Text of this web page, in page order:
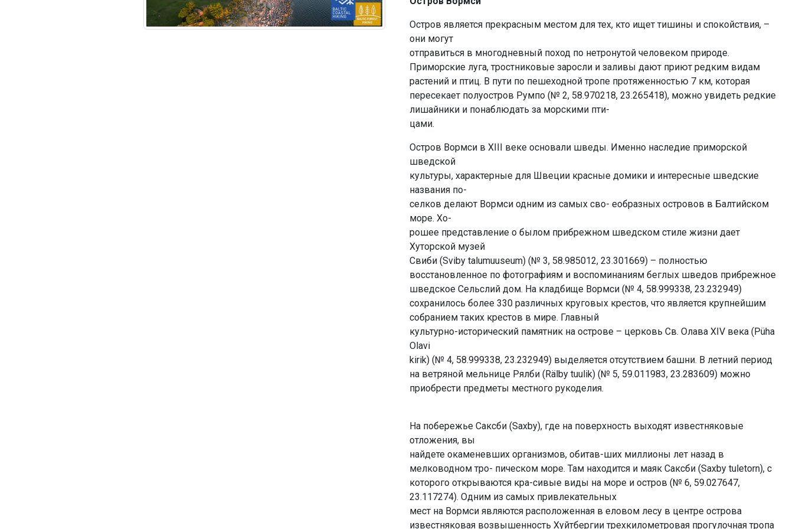
Остров является прекрасным местом для тех, кто ищет тишины и спокойствия, –
они могут
отправиться в многодневный поход по нетронутой человеком природе.
Приморские луга, тростниковые заросли и заливы дают приют редким видам
растений и птиц. В пути по пешеходной тропе протяженностью 7 км, которая
пересекает полуостров Румпо (№ 2, 58.970218, 23.265418), можно увидеть редкие
лишайники и понаблюдать за морскими пти-
цами.
Остров Вормси в XIII веке основали шведы. Именно наследие приморской
шведской
культуры, характерные для Швеции красные домики и интересные шведские
названия по-
селков делают Вормси одним из самых сво- еобразных островов в Балтийском
море. Хо-
рошее представление о былом прибрежном шведском стиле жизни дает
Хуторской музей
Свиби (Sviby talumuuseum) (№ 3, 58.985012, 23.301669) – полностью
восстановленное по фотографиям и воспоминаниям беглых шведов прибрежное
шведское Сельслий дом. На кладбище Вормси (№ 4, 58.999338, 23.232949)
сохранилось более 330 различных круговых крестов, что является крупнейшим
собранием таких крестов в мире. Главный
культурно-исторический памятник на острове – церковь Св. Олава XIV века (Püha
Olavi
kirik) (№ 4, 58.999338, 23.232949) выделяется отсутствием башни. В летний период
на ветряной мельнице Рялби (Rälby tuulik) (№ 5, 59.011983, 23.283609) можно
приобрести предметы местного рукоделия.
На побережье Саксби (Saxby), где на поверхность выходят известняковые
отложения, вы
найдете окаменевших организмов, обитав-ших миллионы лет назад в
мелководном тро- пическом море. Там находится и маяк Саксби (Saxby tuletorn), с
которого открываются кра-сивые виды на море и остров (№ 6, 59.027647,
23.117274). Одним из самых привлекательных
мест на Вормси являются расположенная в еловом лесу в центре острова
известняковая возвышенность Хуйтбергии трехкилометровая прогулочная тропа